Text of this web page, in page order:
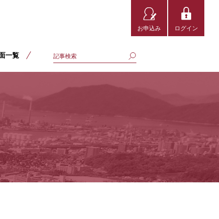
お申込み ログイン
一覧